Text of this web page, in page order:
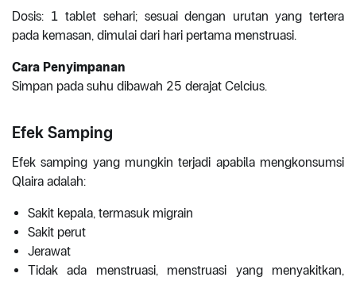
Dosis: 1 tablet sehari; sesuai dengan urutan yang tertera
pada kemasan, dimulai dari hari pertama menstruasi.
Cara Penyimpanan
Simpan pada suhu dibawah 25 derajat Celcius.
Efek Samping
Efek samping yang mungkin terjadi apabila mengkonsumsi
Qlaira adalah:
Sakit kepala, termasuk migrain
Sakit perut
Jerawat
Tidak ada menstruasi, menstruasi yang menyakitkan,